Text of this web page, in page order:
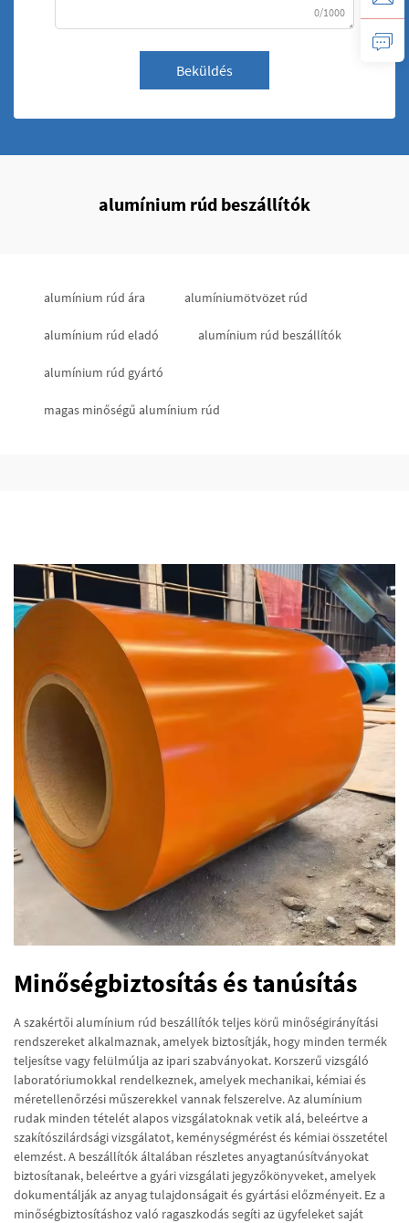
0/1000
Beküldés
alumínium rúd beszállítók
alumínium rúd ára alumíniumötvözet rúd
alumínium rúd eladó alumínium rúd beszállítók
alumínium rúd gyártó
magas minőségű alumínium rúd
Minőségbiztosítás és tanúsítás
A szakértői alumínium rúd beszállítók teljes körű minőségirányítási
rendszereket alkalmaznak, amelyek biztosítják, hogy minden termék
teljesítse vagy felülmúlja az ipari szabványokat. Korszerű vizsgáló
laboratóriumokkal rendelkeznek, amelyek mechanikai, kémiai és
méretellenőrzési műszerekkel vannak felszerelve. Az alumínium
rudak minden tételét alapos vizsgálatoknak vetik alá, beleértve a
szakítószilárdsági vizsgálatot, keménységmérést és kémiai összetétel
elemzést. A beszállítók általában részletes anyagtanúsítványokat
biztosítanak, beleértve a gyári vizsgálati jegyzőkönyveket, amelyek
dokumentálják az anyag tulajdonságait és gyártási előzményeit. Ez a
minőségbiztosításhoz való ragaszkodás segíti az ügyfeleket saját